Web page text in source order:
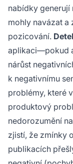
nabídky generují
mohly navázat a
pozicování.
aplikaci—pokud
nárůst
k negativnímu
problémy, které
produktový
nedorozumění
zjistí, že zmínky
publikacích